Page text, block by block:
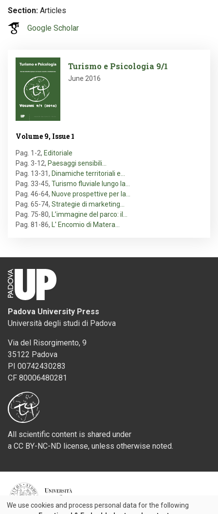
Section Articles
Google Scholar
Image
Turismo e Psicologia 9/1
June 2016
Volume 9, Issue 1
Pag. 1-2, Editoriale
Pag. 3-12, Paesaggi sensibili…
Pag. 13-31, Dinamiche territoriali e…
Pag. 33-45, Turismo fluviale lungo la…
Pag. 46-64, Nuove prospettive per la…
Pag. 65-74, Strategie di marketing…
Pag. 75-80,
L’immagine del parco: il…
Pag. 81-86, L' Encomio di Matera…
Padova University Press
Università degli studi di Padova
Via del Risorgimento, 9
35122 Padova
PI 00742430283
CF 80006480281
All scientific content is shared under
a CC BY-NC-ND license, unless otherwise noted.
We use cookies and process personal data for the following